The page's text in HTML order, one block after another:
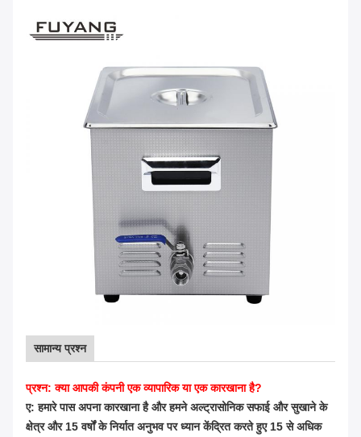
सामान्य प्रश्न
प्रश्न: क्या आपकी कंपनी एक व्यापारिक या एक कारखाना है?
ए: हमारे पास अपना कारखाना है और हमने अल्ट्रासोनिक सफाई और सुखाने के
क्षेत्र और 15 वर्षों के निर्यात अनुभव पर ध्यान केंद्रित करते हुए 15 से अधिक